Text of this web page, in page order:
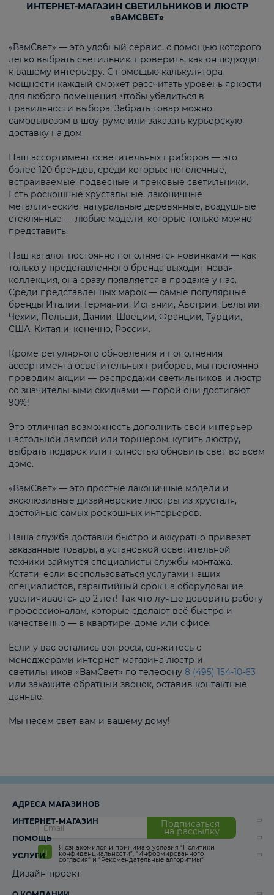
ИНТЕРНЕТ-МАГАЗИН СВЕТИЛЬНИКОВ И ЛЮСТР
«ВАМСВЕТ»
«ВамСвет» — это удобный сервис, с помощью которого
легко выбрать светильник, проверить, как он подходит
к вашему интерьеру. С помощью калькулятора
мощности каждый сможет рассчитать уровень яркости
для любого помещения, чтобы убедиться в
правильности выбора. Забрать товар можно
самовывозом в шоу-руме или заказать курьерскую
доставку на дом.
Наш ассортимент осветительных приборов — это
более 120 брендов, среди которых: потолочные,
встраиваемые, подвесные и трековые светильники.
Есть роскошные хрустальные, лаконичные
металлические, натуральные деревянные, воздушные
стеклянные — любые модели, которые только можно
представить.
Наш каталог постоянно пополняется новинками — как
только у представленного бренда выходит новая
коллекция, она сразу появляется в продаже у нас.
Среди представленных марок — самые популярные
бренды Италии, Германии, Испании, Австрии, Бельгии,
Чехии, Польши, Дании, Швеции, Франции, Турции,
США, Китая и, конечно, России.
Кроме регулярного обновления и пополнения
ассортимента осветительных приборов, мы постоянно
проводим акции — распродажи светильников и люстр
со значительными скидками — порой они достигают
90%!
Это отличная возможность дополнить свой интерьер
настольной лампой или торшером, купить люстру,
выбрать подарок или полностью обновить свет во всем
доме.
«ВамСвет» — это простые лаконичные модели и
эксклюзивные дизайнерские люстры из хрусталя,
достойные самых роскошных интерьеров.
Наша служба доставки быстро и аккуратно привезет
заказанные товары, а установкой осветительной
техники займутся специалисты службы монтажа.
Кстати, если воспользоваться услугами наших
специалистов, гарантийный срок на оборудование
увеличивается до 2 лет! Так что лучше доверить работу
профессионалам, которые сделают всё быстро и
качественно — в квартире, доме или офисе.
Если у вас остались вопросы, свяжитесь с
менеджерами интернет-магазина люстр и
светильников «ВамСвет» по телефону 8 (495) 154-10-63
или закажите обратный звонок, оставив контактные
данные.
Мы несем свет вам и вашему дому!
Подписаться
на рассылку
Я ознакомился и принимаю условия “Политики
конфиденциальности”, “Информированного
согласия“ и “Рекомендательные алгоритмы“
АДРЕСА МАГАЗИНОВ
ИНТЕРНЕТ-МАГАЗИН
ПОМОЩЬ
УСЛУГИ
Дизайн-проект